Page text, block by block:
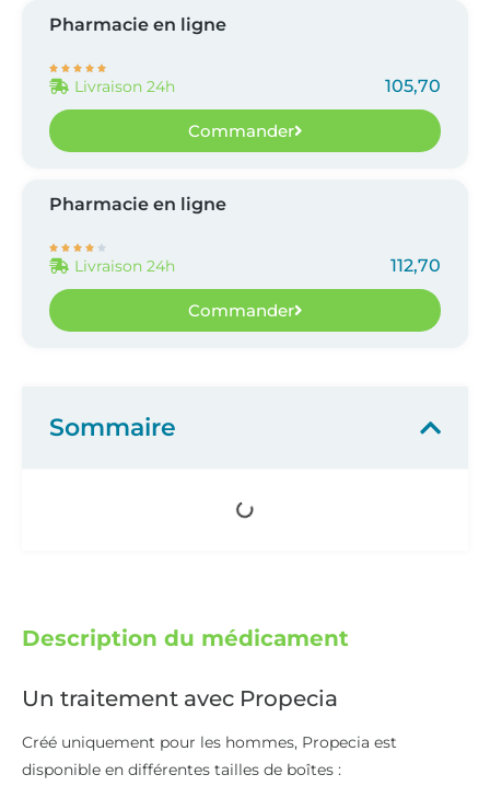
Pharmacie en ligne
    
Livraison 24h 105,70
Commander
Pharmacie en ligne
    
Livraison 24h 112,70
Commander
Description du médicament
Un traitement avec Propecia
Créé uniquement pour les hommes, Propecia est
disponible en différentes tailles de boîtes :
Sommaire